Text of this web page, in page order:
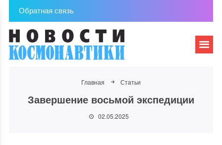
Обратная связь
Главная Статьи
Завершение восьмой экспедиции
02.05.2025